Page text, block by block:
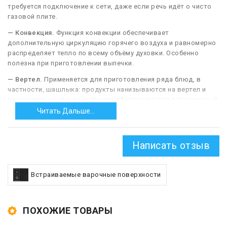
требуется подключение к сети, даже если речь идёт о чисто
газовой плите.
— Конвекция. Функция конвекции обеспечивает
дополнительную циркуляцию горячего воздуха и равномерно
распределяет тепло по всему объёму духовки. Особенно
полезна при приготовлении выпечки.
— Вертел. Применяется для приготовления ряда блюд, в
частности, шашлыка: продукты нанизываются на вертел и
вращаются на нём, за счёт чего обеспечивается равномерный
прогрев и запекание. Чаще всего вертел сочетается с грилем
(см. ниже), хотя это и не обязательно. Также это
приспособление может оснащаться приводом от
электромотора для автоматического вращения.
— Гриль (электрический или газовый).В данном случае гриль
— это открытый нагреватель, установленный в камере
духовки и предназначенный для готовки продуктов за счет
теплового излучения; он может использоваться как
духовки. Гриль позволяет эффективно обжаривать
различные продукты: к примеру, с его помощью можно
Читать Дальше...
Написать отзыв
Встраиваемые варочные поверхности
ПОХОЖИЕ ТОВАРЫ